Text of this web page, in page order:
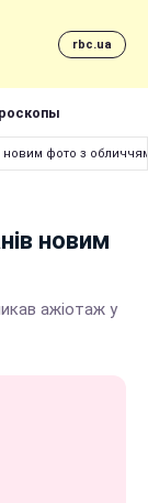
rbc.ua
новим фото з
новим
ажіотаж у